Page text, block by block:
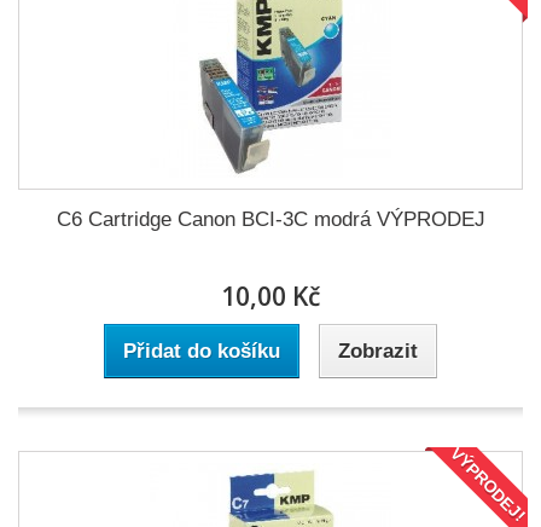
C6 Cartridge Canon BCI-3C modrá VÝPRODEJ
10,00 Kč
Přidat do košíku Zobrazit
VÝPRODEJ!